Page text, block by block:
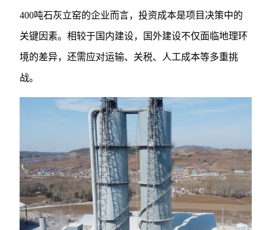
400吨石灰立窑的企业而言，投资成本是项目决策中的
关键因素。相较于国内建设，国外建设不仅面临地理环
境的差异，还需应对运输、关税、人工成本等多重挑
战。